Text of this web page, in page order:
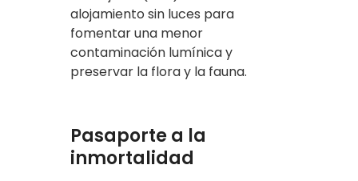
alojamiento sin luces para
fomentar una menor
contaminación lumínica y
preservar la flora y la fauna.
Pasaporte a la
inmortalidad